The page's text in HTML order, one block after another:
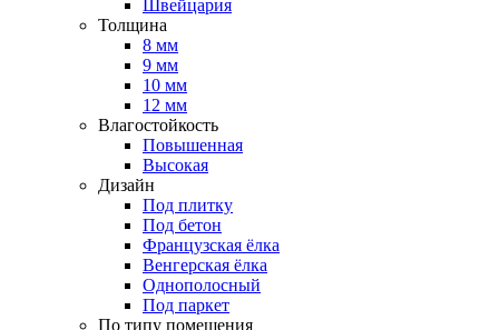
Швейцария
Толщина
8 мм
9 мм
10 мм
12 мм
Влагостойкость
Повышенная
Высокая
Дизайн
Под плитку
Под бетон
Французская ёлка
Венгерская ёлка
Однополосный
Под паркет
По типу помещения